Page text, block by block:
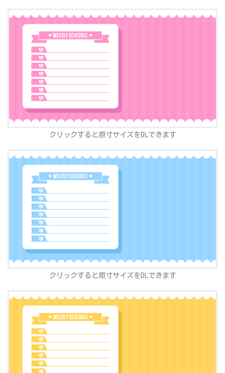
クリックすると原寸サイズをDLできます
クリックすると原寸サイズをDLできます